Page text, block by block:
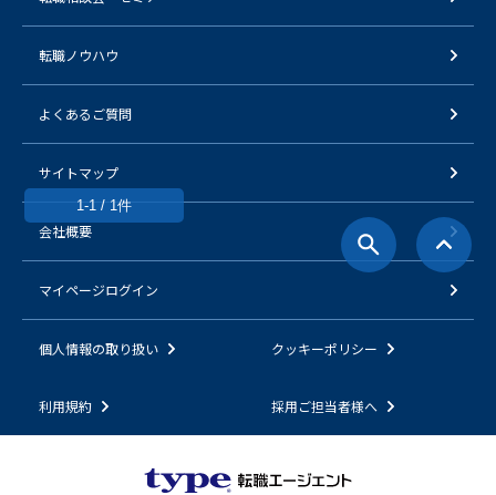
1-1 / 1件
転職ノウハウ
よくあるご質問
サイトマップ
会社概要
マイページログイン
個人情報の取り扱い クッキーポリシー
利用規約 採用ご担当者様へ